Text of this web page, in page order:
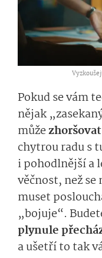
Pokud se vám
nějak
můžezhoršovat
chytrou radu s
i pohodlnější a
věčnost, než se
muset
„bojuje“.
plynule
a ušetří to tak